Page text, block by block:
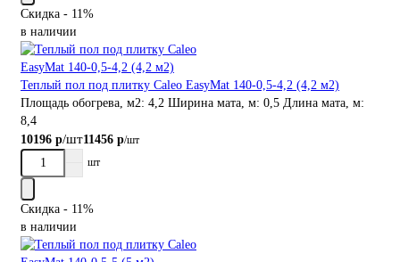
Скидка - 11%
в наличии
Теплый пол под плитку Caleo EasyMat 140-0,5-4,2 (4,2 м2)
Площадь обогрева, м2: 4,2 Ширина мата, м: 0,5 Длина мата, м:
8,4
10196 р/шт11456 р/шт
шт
Скидка - 11%
в наличии